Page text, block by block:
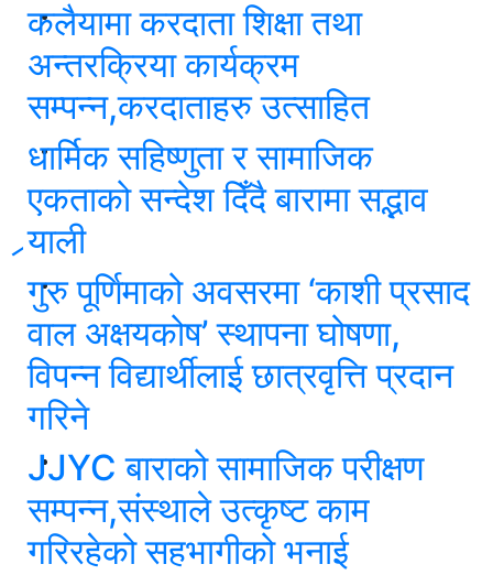
कलैयामा करदाता शिक्षा तथा
अन्तरक्रिया कार्यक्रम
सम्पन्न,करदाताहरु उत्साहित
धार्मिक सहिष्णुता र सामाजिक
एकताको सन्देश दिँदै बारामा सद्भाव
र्‍याली
गुरु पूर्णिमाको अवसरमा ‘काशी प्रसाद
वाल अक्षयकोष’ स्थापना घोषणा,
विपन्न विद्यार्थीलाई छात्रवृत्ति प्रदान
गरिने
JJYC बाराको सामाजिक परीक्षण
सम्पन्न,संस्थाले उत्कृष्ट काम
गरिरहेको सहभागीको भनाई